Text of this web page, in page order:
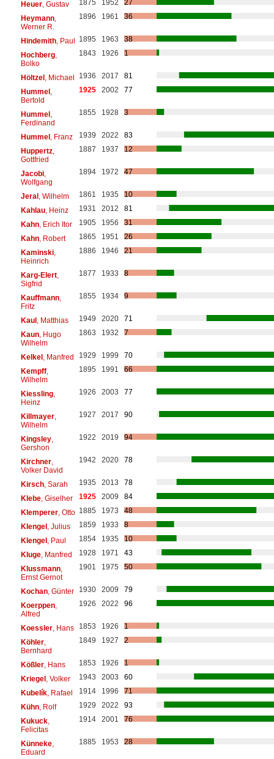
Heuer, Gustav 1875 1952
27
Heymann,
Werner R.
1896 1961 36
Hindemith, Paul 1895 1963
38
Hochberg,
Bolko
1843 1926 1
Höltzel, Michael 1936 2017
81
Hummel,
Bertold
1925 2002 77
Hummel,
Ferdinand
1855 1928 3
Hummel, Franz 1939 2022
83
Huppertz,
Gottfried
1887 1937 12
Jacobi,
Wolfgang
1894 1972 47
Jeral, Wilhelm 1861 1935
10
Kahlau, Heinz 1931 2012
81
Kahn, Erich Itor 1905 1956
31
Kahn, Robert 1865 1951
26
Kaminski,
Heinrich
1886 1946 21
Karg-Elert,
Sigfrid
1877 1933 8
Kauffmann,
Fritz
1855 1934 9
Kaul, Matthias 1949 2020
71
Kaun, Hugo
Wilhelm
1863 1932 7
Kelkel, Manfred 1929 1999
70
Kempff,
Wilhelm
1895 1991 66
Kiessling,
Heinz
1926 2003 77
Killmayer,
Wilhelm
1927 2017 90
Kingsley,
Gershon
1922 2019 94
Kirchner,
Volker David
1942 2020 78
Kirsch, Sarah 1935 2013
78
Klebe, Giselher 1925 2009
84
Klemperer, Otto 1885 1973
48
Klengel, Julius 1859 1933
8
Klengel, Paul 1854 1935
10
Kluge, Manfred 1928 1971
43
Klussmann,
Ernst Gernot
1901 1975 50
Kochan, Günter 1930 2009
79
Koerppen,
Alfred
1926 2022 96
Koessler, Hans 1853 1926
1
Köhler,
Bernhard
1849 1927 2
Kößler, Hans 1853 1926
1
Kriegel, Volker 1943 2003
60
Kubelík, Rafael 1914 1996
71
Kühn, Rolf 1929 2022
93
Kukuck,
Felicitas
1914 2001 76
Künneke,
Eduard
1885 1953 28